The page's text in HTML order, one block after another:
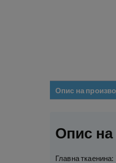
Опис на
Опис на
Главна